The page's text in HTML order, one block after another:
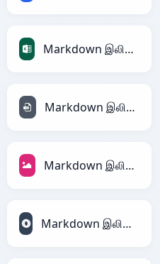
Markdown இலிருந்து Excel
Markdown இலிருந்து INI
Markdown இலிருந்து JPEG
Markdown இலிருந்து JSONLines